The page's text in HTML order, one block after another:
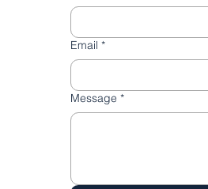
Email *
Message *